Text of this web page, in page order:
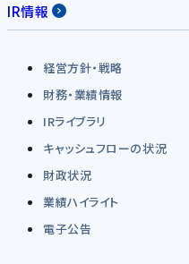
IR情報
経営方針・戦略
財務・業績情報
IRライブラリ
キャッシュフローの状況
財政状況
業績ハイライト
電子公告